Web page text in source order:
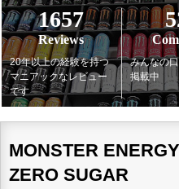
1657
Reviews
20年以上の経験を持つ
マニアックなレビュー
です
みんなの
掲載中
MONSTER
ZERO SUGAR